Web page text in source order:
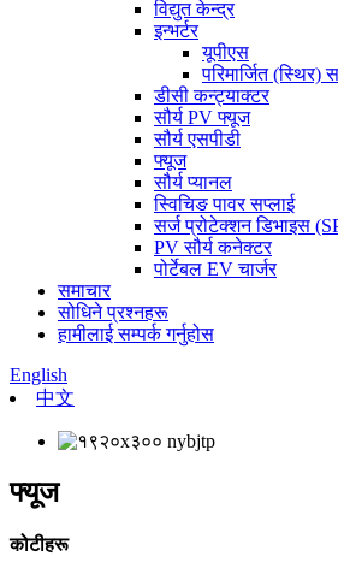
विद्युत केन्द्र
इन्भर्टर
यूपीएस
परिमार्जित (स्थिर)
डीसी कन्ट्याक्टर
सौर्य PV फ्यूज
सौर्य एसपीडी
फ्यूज
सौर्य प्यानल
स्विचिङ पावर सप्लाई
सर्ज प्रोटेक्शन डिभाइस
PV सौर्य कनेक्टर
पोर्टेबल EV चार्जर
समाचार
सोधिने प्रश्नहरू
हामीलाई सम्पर्क गर्नुहोस
English
中文
फ्यूज
कोटीहरू